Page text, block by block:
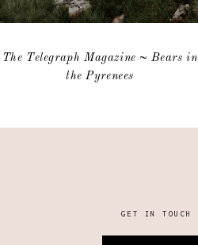
The Telegraph Magazine ~ Bears in
the Pyrenees
GET IN TOUCH